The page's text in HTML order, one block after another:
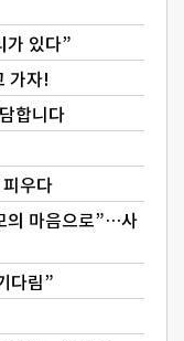
가 있다”
가자!
합니다
우다
의 마음으로”…사
다림”